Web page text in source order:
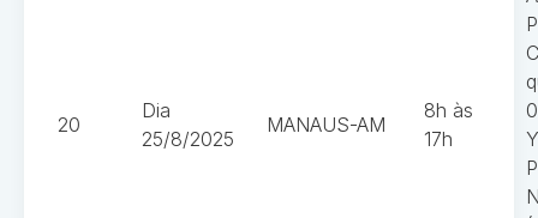
20
Dia
25/8/2025
MANAUS-AM
8h às
17h